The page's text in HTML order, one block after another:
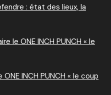
: état des lieux, la
le ONE INCH PUNCH « le
INCH PUNCH « le coup